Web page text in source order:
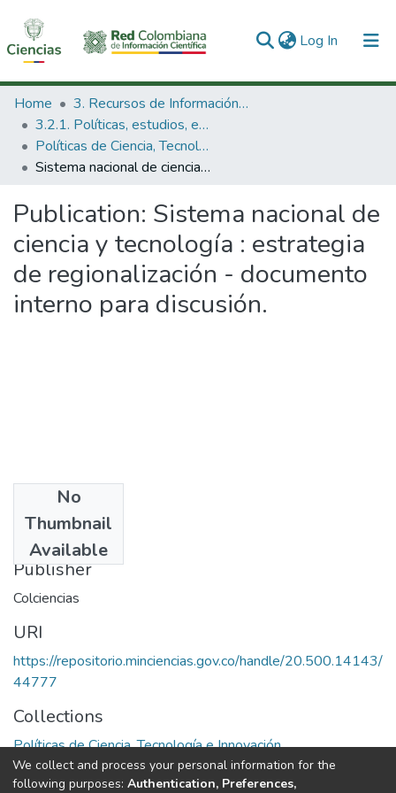
Log In (current)
Communities & Collections
All of DSpace
Statistics
Home
3. Recursos de Información Científica y Tecnológica
3.2.1. Políticas, estudios, evaluaciones e indicadores de CTeI
Políticas de Ciencia, Tecnología e Innovación
Sistema nacional de ciencia y tecnología : estrategia de regionalización - documento interno para discusión.
Publication: Sistema nacional de
ciencia y tecnología : estrategia
de regionalización - documento
interno para discusión.
No
Thumbnail
Available
1991
Publisher
Colciencias
URI
https://repositorio.minciencias.gov.co/handle/20.500.14143/
44777
Collections
Políticas de Ciencia, Tecnología e Innovación
Full item page
We collect and process your personal information for the
following purposes: Authentication, Preferences,